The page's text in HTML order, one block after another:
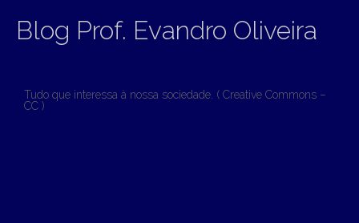
Blog Prof. Evandro Oliveira
Tudo que interessa à nossa sociedade. ( Creative Commons –
CC )